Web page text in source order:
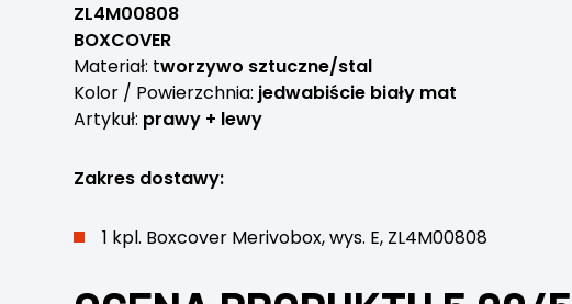
ZL4M00808
BOXCOVER
Materiał: tworzywo sztuczne/stal
Kolor / Powierzchnia: jedwabiście biały mat
Artykuł: prawy + lewy
Zakres dostawy:
1 kpl. Boxcover Merivobox, wys. E, ZL4M00808